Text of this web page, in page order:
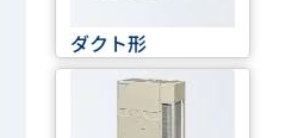
ダクト形